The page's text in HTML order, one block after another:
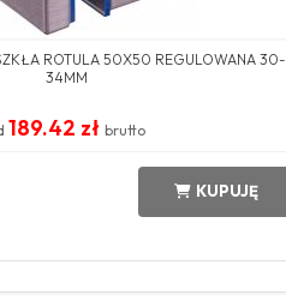
ROTULA 50X50 REGULOWANA 30-
34MM
189.42 zł brutto
KUPUJĘ